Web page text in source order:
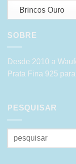
Brincos Ouro
SOBRE
Desde 2010 a
Prata Fina 925
PESQUISAR
Pesquisar
por: